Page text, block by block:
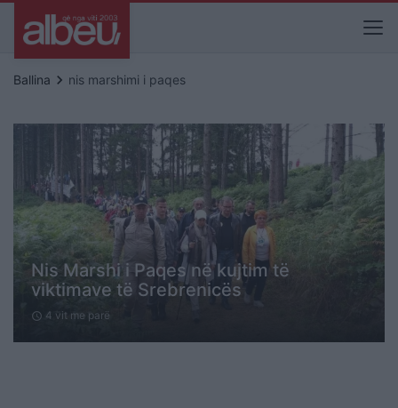
Ballina keyboard_arrow_right nis marshimi i paqes
Nis Marshi i Paqes në kujtim të
viktimave të Srebrenicës
schedule 4 vit me parë